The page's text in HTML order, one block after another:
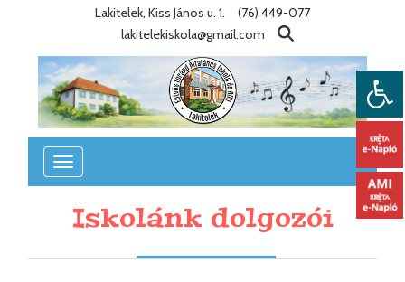
Lakitelek, Kiss János u. 1.
(76) 449-077
lakitelekiskola@gmail.com
Toggle
navigation
Iskolánk dolgozói